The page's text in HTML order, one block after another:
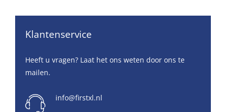
Klantenservice
Heeft u vragen? Laat het ons weten door ons te
mailen.
info@firstxl.nl